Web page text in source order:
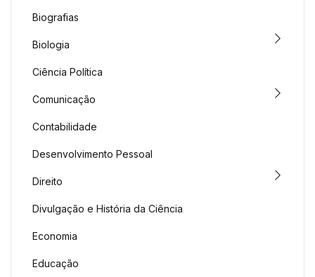
Biografias
Biologia
Ciência Política
Comunicação
Contabilidade
Desenvolvimento Pessoal
Direito
Divulgação e História da Ciência
Economia
Educação